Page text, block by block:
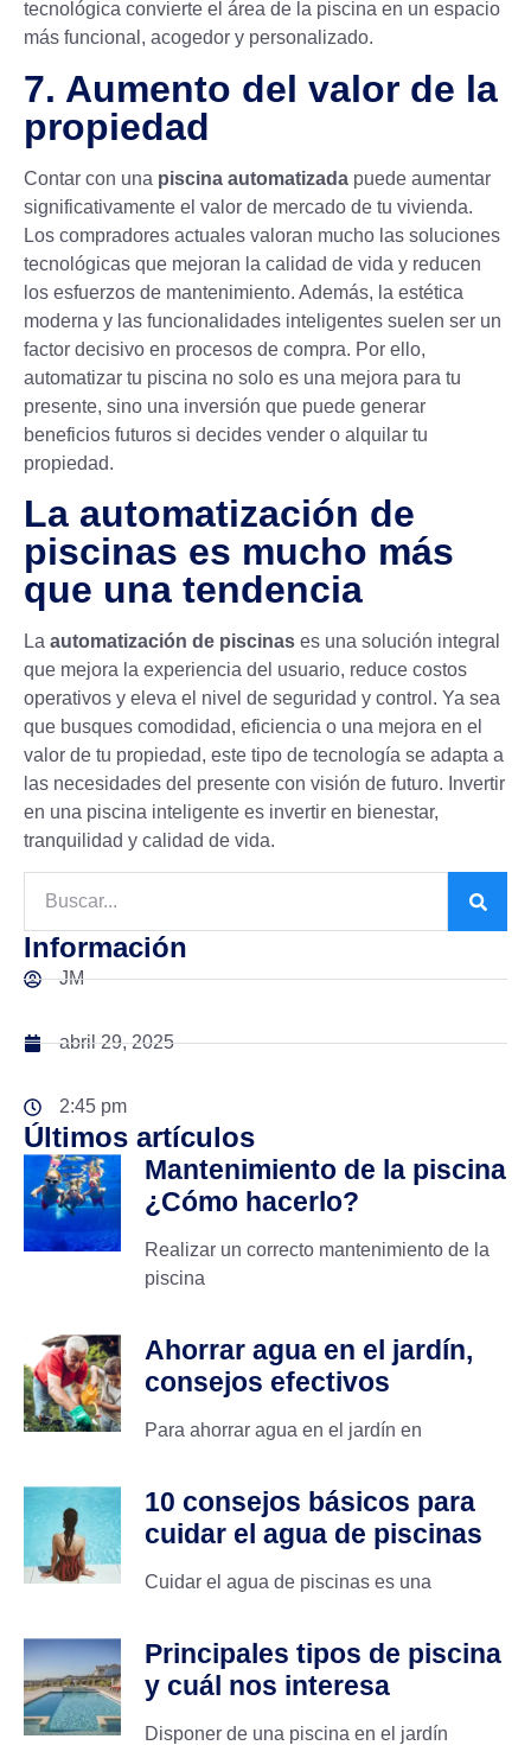
tecnológica convierte el área de la piscina en un espacio
más funcional, acogedor y personalizado.
7. Aumento del valor de la
propiedad
Contar con una piscina automatizada puede aumentar
significativamente el valor de mercado de tu vivienda.
Los compradores actuales valoran mucho las soluciones
tecnológicas que mejoran la calidad de vida y reducen
los esfuerzos de mantenimiento. Además, la estética
moderna y las funcionalidades inteligentes suelen ser un
factor decisivo en procesos de compra. Por ello,
automatizar tu piscina no solo es una mejora para tu
presente, sino una inversión que puede generar
beneficios futuros si decides vender o alquilar tu
propiedad.
La automatización de
piscinas es mucho más
que una tendencia
La automatización de piscinas es una solución integral
que mejora la experiencia del usuario, reduce costos
operativos y eleva el nivel de seguridad y control. Ya sea
que busques comodidad, eficiencia o una mejora en el
valor de tu propiedad, este tipo de tecnología se adapta a
las necesidades del presente con visión de futuro. Invertir
en una piscina inteligente es invertir en bienestar,
tranquilidad y calidad de vida.
Información
JM
abril 29, 2025
2:45 pm
Últimos artículos
Mantenimiento de la piscina
¿Cómo hacerlo?
Realizar un correcto mantenimiento de la
piscina
Ahorrar agua en el jardín,
consejos efectivos
Para ahorrar agua en el jardín en
10 consejos básicos para
cuidar el agua de piscinas
Cuidar el agua de piscinas es una
Principales tipos de piscina
y cuál nos interesa
Disponer de una piscina en el jardín